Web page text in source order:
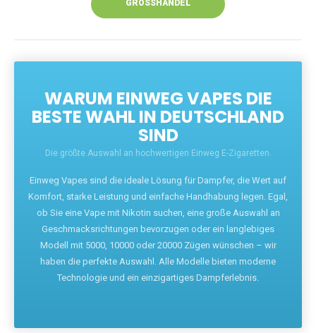
GROSSHANDEL
WARUM EINWEG VAPES DIE
BESTE WAHL IN DEUTSCHLAND
SIND
Die größte Auswahl an hochwertigen Einweg E-Zigaretten.
Einweg Vapes sind die ideale Lösung für Dampfer, die Wert auf
Komfort, starke Leistung und einfache Handhabung legen. Egal,
ob Sie eine Vape mit Nikotin suchen, eine große Auswahl an
Geschmacksrichtungen bevorzugen oder ein langlebiges
Modell mit 5000, 10000 oder 20000 Zügen wünschen – wir
haben die perfekte Auswahl. Alle Modelle bieten moderne
Technologie und ein einzigartiges Dampferlebnis.